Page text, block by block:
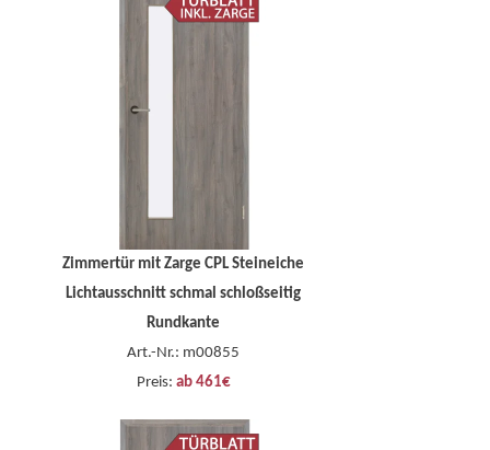
Zimmertür mit Zarge CPL Steineiche
Lichtausschnitt schmal schloßseitig
Rundkante
Art.-Nr.: m00855
Preis: ab 461€